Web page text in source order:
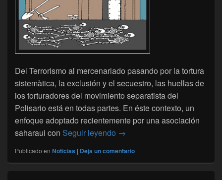
Del Terrorismo al mercenariado pasando por la tortura
sistemàtica, la exclusión y el secuestro, las huellas de
los torturadores del movimiento separatista del
Polisario está en todas partes. En éste contexto, un
enfoque adoptado recientemente por una asociación
saharaui con Seguir leyendo El Gobierno de Canarias
→
Publicado en Noticias | Deja un comentario